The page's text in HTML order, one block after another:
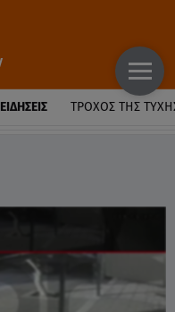
ΕΙΔΉΣΕΙΣ ΤΡΟΧΌΣ ΤΗΣ